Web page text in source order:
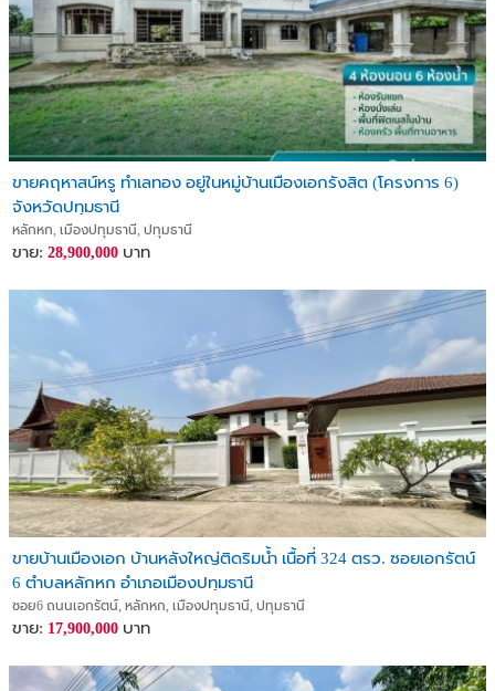
ขายคฤหาสน์หรู ทำเลทอง อยู่ในหมู่บ้านเมืองเอกรังสิต (โครงการ 6)
จังหวัดปทุมธานี
หลักหก, เมืองปทุมธานี, ปทุมธานี
ขาย: 28,900,000 บาท
ขายบ้านเมืองเอก บ้านหลังใหญ่ติดริมน้ำ เนื้อที่ 324 ตรว. ซอยเอกรัตน์
6 ตำบลหลักหก อำเภอเมืองปทุมธานี
ซอย6 ถนนเอกรัตน์, หลักหก, เมืองปทุมธานี, ปทุมธานี
ขาย: 17,900,000 บาท